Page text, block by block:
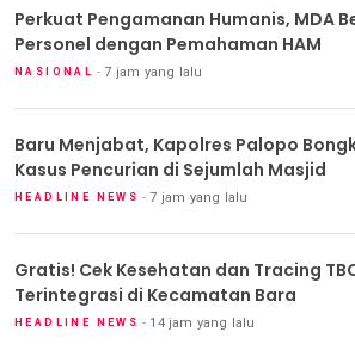
Perkuat Pengamanan Humanis, MDA
Personel dengan Pemahaman HAM
NASIONAL 7 jam yang lalu
Baru Menjabat, Kapolres Palopo
Kasus Pencurian di Sejumlah Masjid
HEADLINE NEWS 7 jam yang lalu
Gratis! Cek Kesehatan dan Tracing
Terintegrasi di Kecamatan Bara
HEADLINE NEWS 14 jam yang lalu